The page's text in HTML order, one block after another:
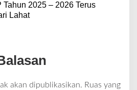
Tahun 2025 – 2026 Terus
Lahat
akan dipublikasikan. Ruas yang